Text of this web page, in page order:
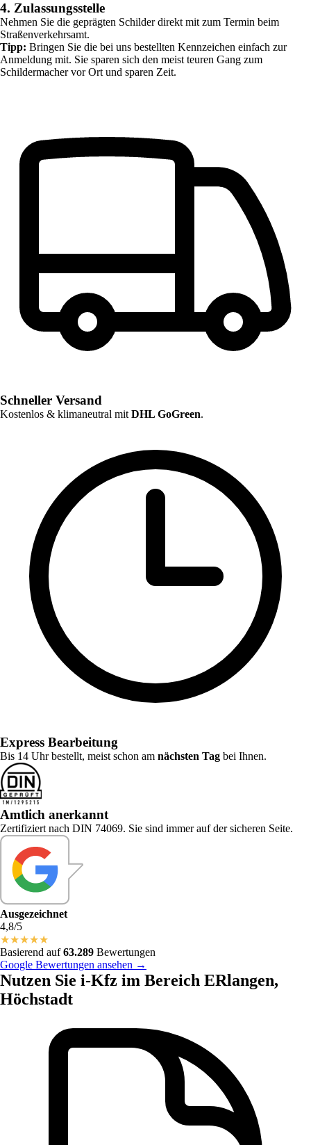
4. Zulassungsstelle
Nehmen Sie die geprägten Schilder direkt mit zum Termin beim
Straßenverkehrsamt.
Tipp: Bringen Sie die bei uns bestellten Kennzeichen einfach zur
Anmeldung mit. Sie sparen sich den meist teuren Gang zum
Schildermacher vor Ort und sparen Zeit.
Schneller Versand
Kostenlos & klimaneutral mit DHL GoGreen.
Express Bearbeitung
Bis 14 Uhr bestellt, meist schon am nächsten Tag bei Ihnen.
Amtlich anerkannt
Zertifiziert nach DIN 74069. Sie sind immer auf der sicheren Seite.
Ausgezeichnet
4,8/5
★★★★★
Basierend auf63.289 Bewertungen
Google Bewertungen ansehen →
Nutzen Sie i-Kfz im Bereich ERlangen,
Höchstadt